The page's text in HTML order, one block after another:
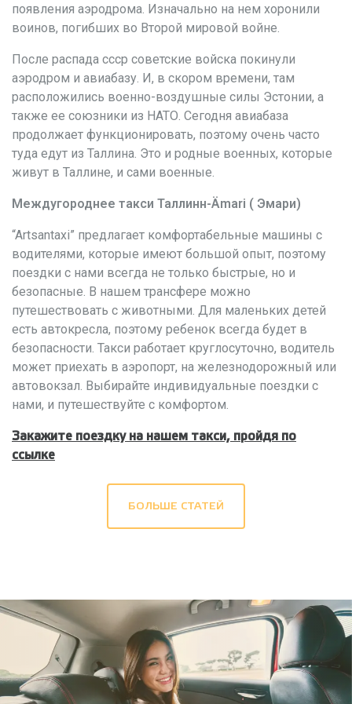
появления аэродрома. Изначально на нем хоронили
воинов, погибших во Второй мировой войне.
После распада ссср советские войска покинули
аэродром и авиабазу. И, в скором времени, там
расположились военно-воздушные силы Эстонии, а
также ее союзники из НАТО. Сегодня авиабаза
продолжает функционировать, поэтому очень часто
туда едут из Таллина. Это и родные военных, которые
живут в Таллине, и сами военные.
Междугороднее такси Таллинн-Ämari ( Эмари)
“Artsantaxi” предлагает комфортабельные машины с
водителями, которые имеют большой опыт, поэтому
поездки с нами всегда не только быстрые, но и
безопасные. В нашем трансфере можно
путешествовать с животными. Для маленьких детей
есть автокресла, поэтому ребенок всегда будет в
безопасности. Такси работает круглосуточно, водитель
может приехать в аэропорт, на железнодорожный или
автовокзал. Выбирайте индивидуальные поездки с
нами, и путешествуйте с комфортом.
Закажите поездку на нашем такси, пройдя по
ссылке
БОЛЬШЕ СТАТЕЙ